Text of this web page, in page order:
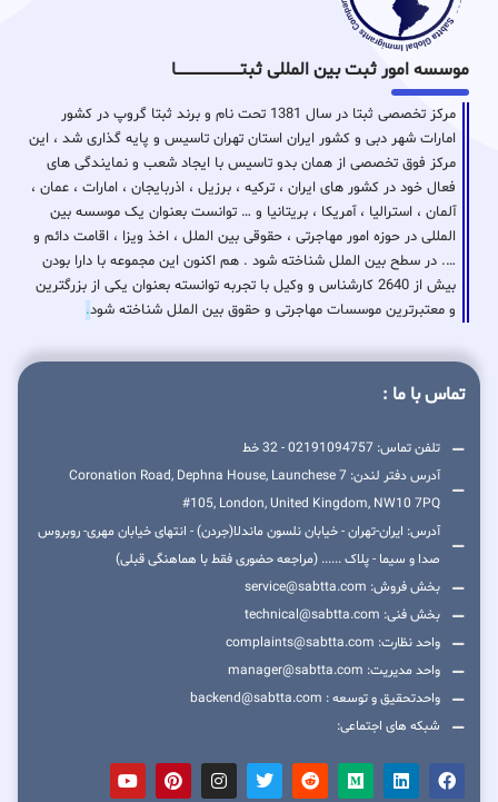
موسسه امور ثبت بین المللی ثبتـــــــــــــــــــــــــــــا
مرکز تخصصی ثبتا در سال 1381 تحت نام و برند ثبتا گروپ در کشور
امارات شهر دبی و کشور ایران استان تهران تاسیس و پایه گذاری شد ، این
مرکز فوق تخصصی از همان بدو تاسیس با ایجاد شعب و نمایندگی های
فعال خود در کشور های ایران ، ترکیه ، برزیل ، اذربایجان ، امارات ، عمان ،
آلمان ، استرالیا ، آمریکا ، بریتانیا و … توانست بعنوان یک موسسه بین
المللی در حوزه امور مهاجرتی ، حقوقی بین الملل ، اخذ ویزا ، اقامت دائم و
…. در سطح بین الملل شناخته شود . هم اکنون این مجموعه با دارا بودن
بیش از 2640 کارشناس و وکیل با تجربه توانسته بعنوان یکی از بزرگترین
و معتبرترین موسسات مهاجرتی و حقوق بین الملل شناخته شود.
تماس با ما :
تلفن تماس: 02191094757 - 32 خط
آدرس دفتر لندن: 7 Coronation Road, Dephna House, Launchese
#105, London, United Kingdom, NW10 7PQ
آدرس: ایران-تهران - خیابان نلسون ماندلا(جردن) - انتهای خیابان مهری- روبروس
صدا و سیما - پلاک ...... (مراجعه حضوری فقط با هماهنگی قبلی)
بخش فروش: service@sabtta.com
بخش فنی: technical@sabtta.com
واحد نظارت: complaints@sabtta.com
واحد مدیریت: manager@sabtta.com
واحدتحقیق و توسعه : backend@sabtta.com
شبکه های اجتماعی: